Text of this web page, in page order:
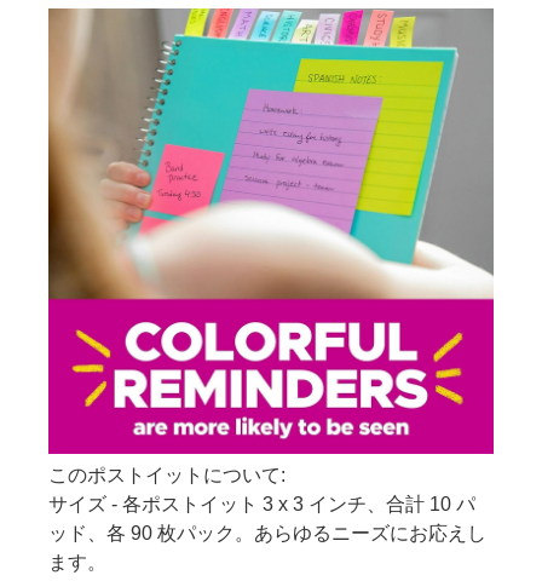
このポストイットについて:
サイズ - 各ポストイット 3 x 3 インチ、合計 10 パ
ッド、各 90 枚パック。あらゆるニーズにお応えし
ます。